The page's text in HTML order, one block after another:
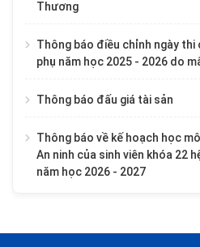
Thương
Thông báo điều chỉnh ngày
phụ năm học 2025 - 2026 do
Thông báo đấu giá tài sản
Thông báo về kế hoạch học
An ninh của sinh viên khóa 22
năm học 2026 - 2027